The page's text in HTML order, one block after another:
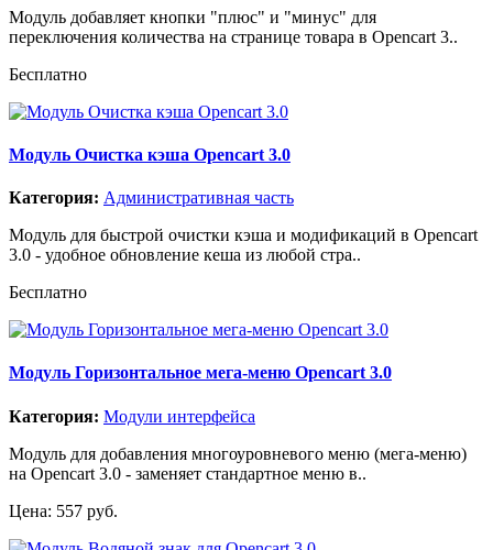
Модуль добавляет кнопки "плюс" и "минус" для
переключения количества на странице товара в Opencart 3..
Бесплатно
Модуль Очистка кэша Opencart 3.0
Категория: Административная часть
Модуль для быстрой очистки кэша и модификаций в Opencart
3.0 - удобное обновление кеша из любой стра..
Бесплатно
Модуль Горизонтальное мега-меню Opencart 3.0
Категория: Модули интерфейса
Модуль для добавления многоуровневого меню (мега-меню)
на Opencart 3.0 - заменяет стандартное меню в..
Цена: 557 руб.